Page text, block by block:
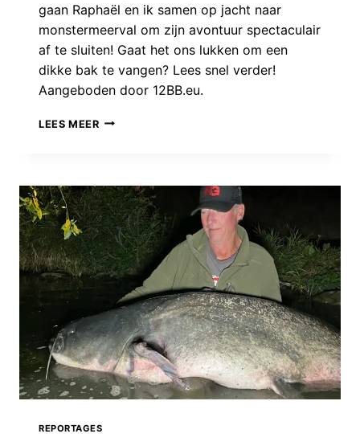
gaan Raphaël en ik samen op jacht naar
monstermeerval om zijn avontuur spectaculair
af te sluiten! Gaat het ons lukken om een
dikke bak te vangen? Lees snel verder!
Aangeboden door 12BB.eu.
LEES MEERJAGEN
DE
DUISTERE
NACHT!
RAPHAËL
SLUIT
ZIJN
RONDREIS
SPECTACULAIR
AF!
REPORTAGES